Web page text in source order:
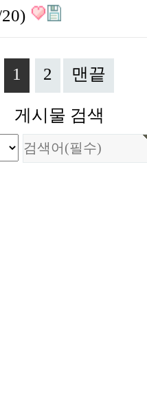
1 2 맨끝
게시물 검색